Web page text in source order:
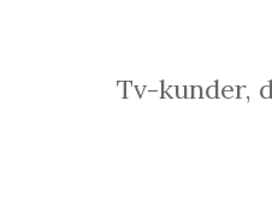
Tv-kunder,